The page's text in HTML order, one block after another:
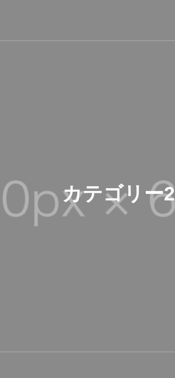
カテゴリー2